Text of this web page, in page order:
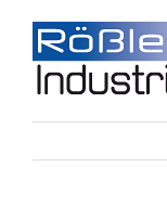
content